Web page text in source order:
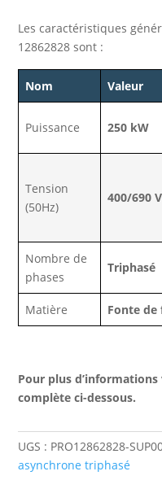
Les caractéristiques
12862828 sont :
Nom Valeur
Puissance 250 kW
Tension
(50Hz)
400/690 V
Nombre de
phases
Triphasé
Matière Fonte de
Pour plus
complète ci-dessous.
UGS : PRO12862828-
asynchrone triphasé